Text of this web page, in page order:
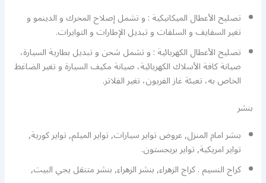
تصليح الأعطال الميكانيكية : و تشمل إصلاح المحرك و الدينمو و
تغير السفايف و السلفات و تبديل الإطارات و التوايرات.
تصليح الأعطال الكهربائية : و تشمل شحن و تبديل بطارية السيارة،
صيانة كافة الأسلاك الكهربائية، صيانة مكيف السيارة و تغير الضاغط
الخاص به، تعبئة غاز الفريون، تغير الفلاتر.
بنشر
بنشر امام المنزل, عروض تواير سيارات, تواير الميلم, تواير كورية,
تواير امريكية, تواير بريجستون.
كراج النسيم . كراج الزهراء, بنشر الزهراء, بنشر متنقل يجي البيت,